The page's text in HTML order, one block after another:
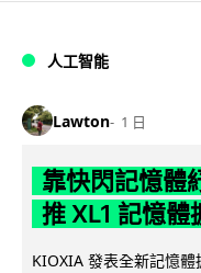
人工智能
Lawton 1 日
靠快閃記憶體
推 XL1 記憶體
KIOXIA 發表全新記憶